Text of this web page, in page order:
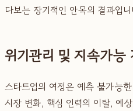
다보는 장기적인 안목의 결과입
위기관리 및 지속가능
스타트업의 여정은 예측 불가능
시장 변화, 핵심 인력의 이탈, 예